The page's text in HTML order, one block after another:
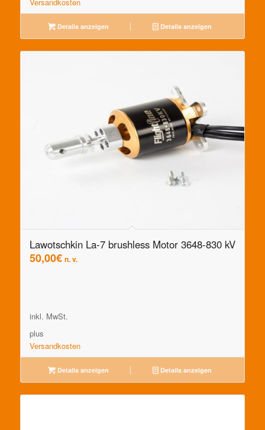
Details anzeigen Details anzeigen
Lawotschkin La-7 brushless Motor 3648-830 kV
50,00€ n. v.
inkl. MwSt.
plus
Versandkosten
Details anzeigen Details anzeigen